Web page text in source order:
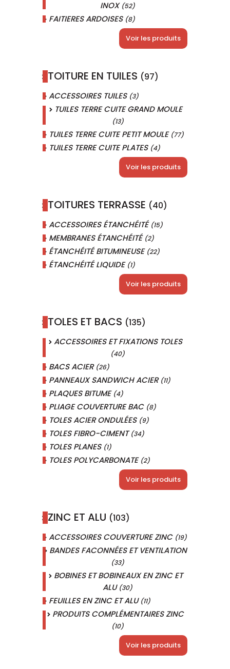
INOX (52)
FAITIERES ARDOISES (8)
Voir les produits
TOITURE EN TUILES (97)
ACCESSOIRES TUILES (3)
TUILES TERRE CUITE GRAND MOULE
(13)
TUILES TERRE CUITE PETIT MOULE (77)
TUILES TERRE CUITE PLATES (4)
Voir les produits
TOITURES TERRASSE (40)
ACCESSOIRES ÉTANCHÉITÉ (15)
MEMBRANES ÉTANCHÉITÉ (2)
ÉTANCHÉITÉ BITUMINEUSE (22)
ÉTANCHÉITÉ LIQUIDE (1)
Voir les produits
TOLES ET BACS (135)
ACCESSOIRES ET FIXATIONS TOLES
(40)
BACS ACIER (26)
PANNEAUX SANDWICH ACIER (11)
PLAQUES BITUME (4)
PLIAGE COUVERTURE BAC (8)
TOLES ACIER ONDULÉES (9)
TOLES FIBRO-CIMENT(34)
TOLES PLANES (1)
TOLES POLYCARBONATE (2)
Voir les produits
ZINC ET ALU (103)
ACCESSOIRES COUVERTURE ZINC (19)
BANDES FACONNÉES ET VENTILATION
(33)
BOBINES ET BOBINEAUX EN ZINC ET
ALU (30)
FEUILLES EN ZINC ET ALU (11)
PRODUITS COMPLÉMENTAIRES ZINC
(10)
Voir les produits